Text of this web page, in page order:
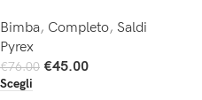
Bimba, Completo, Saldi
Pyrex
€76.00 €45.00
Scegli